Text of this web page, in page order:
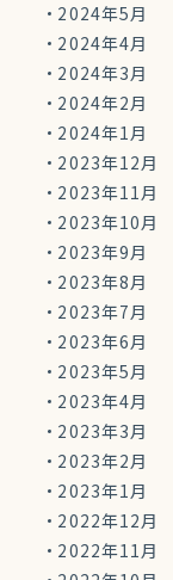
2024年5月
2024年4月
2024年3月
2024年2月
2024年1月
2023年12月
2023年11月
2023年10月
2023年9月
2023年8月
2023年7月
2023年6月
2023年5月
2023年4月
2023年3月
2023年2月
2023年1月
2022年12月
2022年11月